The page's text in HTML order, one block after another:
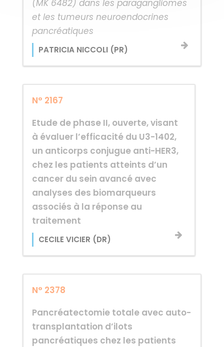
(MK 6482) dans les paragangliomes
et les tumeurs neuroendocrines
pancréatiques
PATRICIA NICCOLI (PR)
N° 2167
Etude de phase II, ouverte, visant
à évaluer l’efficacité du U3-1402,
un anticorps conjugue anti-HER3,
chez les patients atteints d’un
cancer du sein avancé avec
analyses des biomarqueurs
associés à la réponse au
traitement
CECILE VICIER (DR)
N° 2378
Pancréatectomie totale avec auto-
transplantation d’ilots
pancréatiques chez les patients